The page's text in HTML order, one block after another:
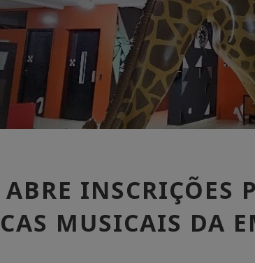
INSCRIÇÕES
MUSICAIS DA